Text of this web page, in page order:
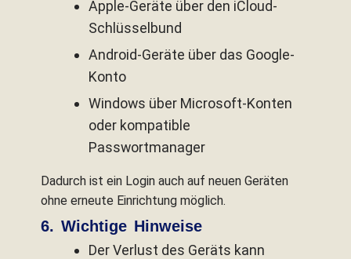
Apple-Geräte über den iCloud-
Schlüsselbund
Android-Geräte über das Google-
Konto
Windows über Microsoft-Konten
oder kompatible
Passwortmanager
Dadurch ist ein Login auch auf neuen Geräten
ohne erneute Einrichtung möglich.
6. Wichtige Hinweise
Der Verlust des Geräts kann